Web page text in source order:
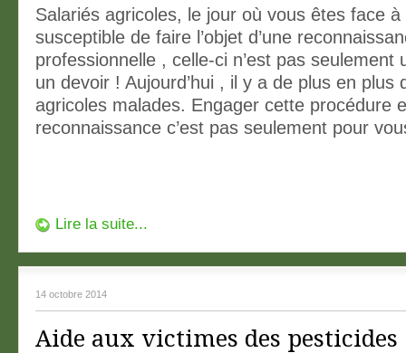
Salariés agricoles, le jour où vous êtes face
susceptible de faire l’objet d’une
professionnelle , celle-ci n’est pas seulement
un devoir ! Aujourd’hui , il y a de plus en plus
agricoles malades. Engager cette procédure
reconnaissance c’est pas seulement pour
Lire la suite...
14 octobre 2014
Aide aux victimes des pesticides